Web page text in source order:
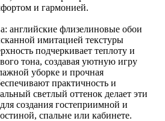
и гармонией.
английские флизелиновые обои
имитацией текстуры
подчеркивает теплоту и
тона, создавая уютную игру
уборке и прочная
практичность и
светлый оттенок делает эти
создания гостеприимной и
спальне или кабинете.